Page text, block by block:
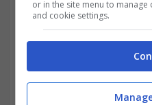
In ottava posizione
prevede diversi tipi
guadagno medio
or in the site menu to
and cookie settings.